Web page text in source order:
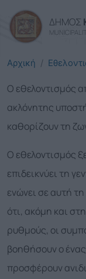
ΔΗΜΟΣ
Αρχική
Ο εθελοντισμός
ακλόνητης
καθορίζουν τη
Ο εθελοντισμός
επιδεικνύει τη
ενώνει σε αυτή
ότι, ακόμη και
ρυθμούς, οι
βοηθήσουν ο ένας
προσφέρουν